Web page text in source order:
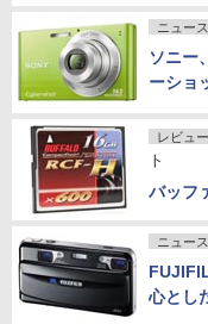
ニュース
ソニー
ーショ
レビュ
ト
バッフ
ニュース
心とし